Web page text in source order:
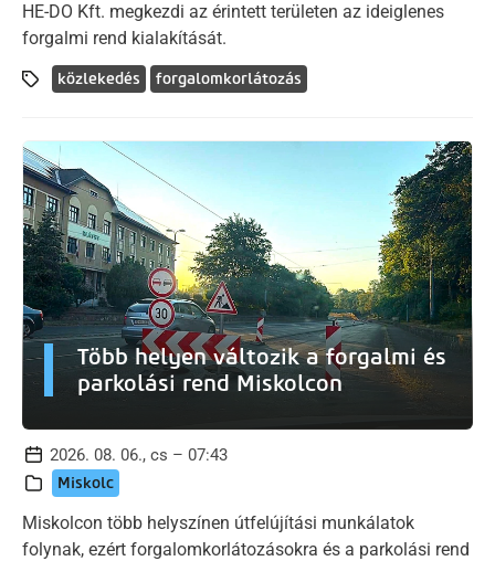
HE-DO Kft. megkezdi az érintett területen az ideiglenes
forgalmi rend kialakítását.
közlekedés forgalomkorlátozás
Több helyen változik a forgalmi és
parkolási rend Miskolcon
2026. 08. 06., cs – 07:43
Miskolc
Miskolcon több helyszínen útfelújítási munkálatok
folynak, ezért forgalomkorlátozásokra és a parkolási rend